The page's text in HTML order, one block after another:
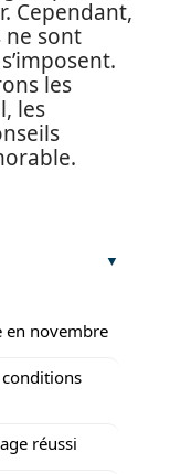
Cependant,
ne sont
les
les
en novembre
réussi